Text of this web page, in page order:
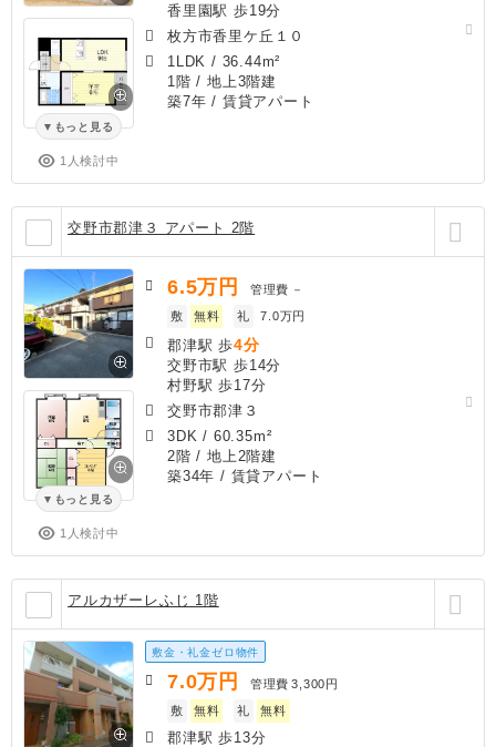
もっと見る
1人検討中
香里園駅 歩19分
枚方市香里ケ丘１０
1LDK / 36.44m²
1階 / 地上3階建
築7年 / 賃貸アパート
交野市郡津３ アパート 2階
もっと見る
1人検討中
6.5万円 管理費 －
敷
無料 礼 7.0万円
郡津駅 歩4分
交野市駅 歩14分
村野駅 歩17分
交野市郡津３
3DK / 60.35m²
2階 / 地上2階建
築34年 / 賃貸アパート
アルカザーレふじ 1階
敷金・礼金ゼロ物件
7.0万円 管理費 3,300円
敷
無料 礼 無料
郡津駅 歩13分